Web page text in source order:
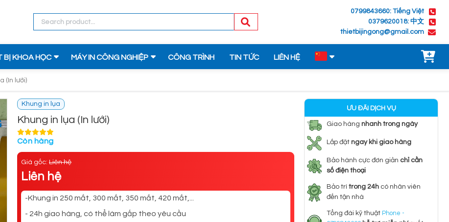
0799843660: Tiếng Việt
0379620018: 中文
thietbijingong@gmail.com
BỊ KHOA HỌC MÁY IN CÔNG NGHIỆP CÔNG TRÌNH TIN TỨC LIÊN HỆ
(In lưới)
Khung in lụa
Khung in lụa (In lưới)
Còn hàng
Giá gốc: Liên hệ
Liên hệ
-Khung in 250 mắt, 300 mắt, 350 mắt, 420 mắt,...
- 24h giao hàng, có thể làm gấp theo yêu cầu
ƯU ĐÃI DỊCH VỤ
Giao hàng nhanh trong ngày
Lắp đặt ngay khi giao hàng
Bảo hành cực đơn giản chỉ cần
số điện thoại
Bảo trìtrong 24h có nhân viên
đến tận nhà
Tổng đài kỹ thuật Phone -